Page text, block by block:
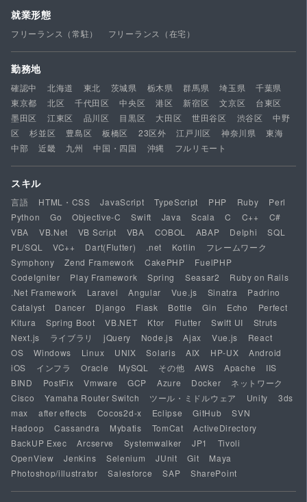
就業形態
フリーランス（常駐） フリーランス（在宅）
勤務地
確認中 北海道 東北 茨城県 栃木県 群馬県 埼玉県
千葉県
東京都
北区 千代田区 中央区 港区 新宿区 文京区
台東区
墨田区
江東区 品川区 目黒区 大田区 世田谷区 渋谷区
中野
区
杉並区 豊島区 板橋区 23区外 江戸川区 神奈川県
東海
中部
近畿 九州 中国・四国 沖縄 フルリモート
スキル
言語 HTML・CSS JavaScript TypeScript PHP Ruby
Perl
Python
Go Objective-C Swift Java Scala C C++
C#
VBA
VB.Net VB Script VBA COBOL ABAP Delphi
SQL
PL/SQL
VC++ Dart(Flutter) .net Kotlin
フレームワーク
Symphony
Zend Framework CakePHP
FuelPHP
CodeIgniter
Play Framework Spring Seasar2
Ruby on Rails
.Net Framework
Laravel Angular Vue.js Sinatra
Padrino
Catalyst
Dancer Django Flask Bottle Gin Echo
Perfect
Kitura
Spring Boot VB.NET Ktor Flutter Swift UI
Struts
Next.js
ライブラリ jQuery Node.js Ajax Vue.js
React
OS
Windows Linux UNIX Solaris AIX HP-UX
Android
iOS
インフラ Oracle MySQL その他 AWS Apache
IIS
BIND
PostFix Vmware GCP Azure Docker
ネットワーク
Cisco
Yamaha Router Switch ツール・ミドルウェア Unity
3ds
max
after effects Cocos2d-x Eclipse GitHub
SVN
Hadoop
Cassandra Mybatis TomCat
ActiveDirectory
BackUP Exec
Arcserve Systemwalker JP1
Tivoli
OpenView
Jenkins Selenium JUnit Git
Maya
Photoshop/illustrator
Salesforce SAP SharePoint